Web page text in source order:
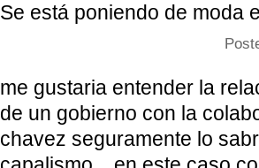
Se está poniendo de moda
me gustaria entender la
de un gobierno con la
chavez seguramente lo